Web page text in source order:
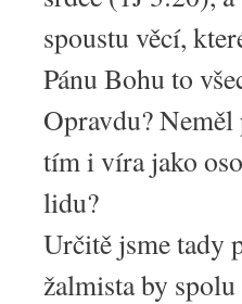
spoustu věcí,
Pánu Bohu to
Opravdu?
tím i víra jako
lidu?
Určitě jsme tady
žalmista by